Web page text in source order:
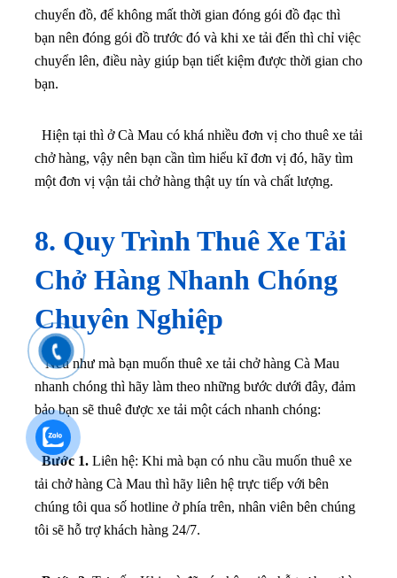
chuyển đồ, để không mất thời gian đóng gói đồ đạc thì
bạn nên đóng gói đồ trước đó và khi xe tải đến thì chỉ việc
chuyển lên, điều này giúp bạn tiết kiệm được thời gian cho
bạn.
Hiện tại thì ở Cà Mau có khá nhiều đơn vị cho thuê xe tải
chở hàng, vậy nên bạn cần tìm hiểu kĩ đơn vị đó, hãy tìm
một đơn vị vận tải chở hàng thật uy tín và chất lượng.
8. Quy Trình Thuê Xe Tải
Chở Hàng Nhanh Chóng
Chuyên Nghiệp
Nếu như mà bạn muốn thuê xe tải chở hàng Cà Mau
nhanh chóng thì hãy làm theo những bước dưới đây, đảm
bảo bạn sẽ thuê được xe tải một cách nhanh chóng:
Bước 1. Liên hệ: Khi mà bạn có nhu cầu muốn thuê xe
tải chở hàng Cà Mau thì hãy liên hệ trực tiếp với bên
chúng tôi qua số hotline ở phía trên, nhân viên bên chúng
tôi sẽ hỗ trợ khách hàng 24/7.